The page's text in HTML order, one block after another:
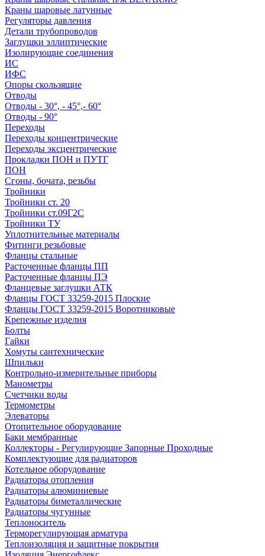
Краны шаровые латунные
Регуляторы давления
Детали трубопроводов
Заглушки эллиптические
Изолирующие соединения
ИС
ИФС
Опоры скользящие
Отводы
Отводы - 30°, - 45°,- 60°
Отводы - 90°
Переходы
Переходы концентрические
Переходы эксцентрические
Прокладки ПОН и ПУТГ
ПОН
Сгоны, бочата, резьбы
Тройники
Тройники ст. 20
Тройники ст.09Г2С
Тройники ТУ
Уплотнительные материалы
Фитинги резьбовые
Фланцы стальные
Расточенные фланцы ПП
Расточенные фланцы ПЭ
Фланцевые заглушки АТК
Фланцы ГОСТ 33259-2015 Плоские
Фланцы ГОСТ 33259-2015 Воротниковые
Крепежные изделия
Болты
Гайки
Хомуты сантехнические
Шпильки
Контрольно-измерительные приборы
Манометры
Счетчики воды
Термометры
Элеваторы
Отопительное оборудование
Баки мембранные
Коллекторы - Регулирующие Запорные Проходные
Комплектующие для радиаторов
Котельное оборудование
Радиаторы отопления
Радиаторы алюминиевые
Радиаторы биметаллические
Радиаторы чугунные
Теплоноситель
Терморегулирующая арматура
Теплоизоляция и защитные покрытия